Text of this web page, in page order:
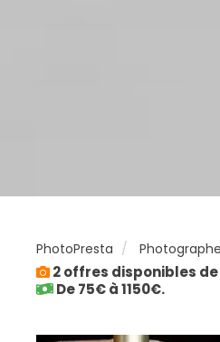
PhotoPresta
2 offres disponibles
De 75€ à 1150€.